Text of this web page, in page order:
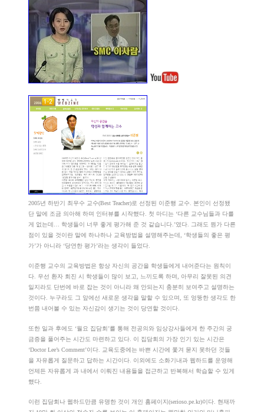
2005년 하반기 최우수 교수(Best Teacher)로 선정된 이준행 교수. 본인이 선정됐
단 말에 조금 의아해 하며 인터뷰를 시작했다. 첫 마디는 ‘다른 교수님들과 다를
게 없는데… 학생들이 너무 좋게 평가해 준 것 같습니다.’였다. 그래도 뭔가 다른
점이 있을 것이란 말에 하나하나 교육방법을 설명해주는데, ‘학생들의 좋은 평
가’가 아니라 ‘당연한 평가’라는 생각이 들었다.
이준행 교수의 교육방법은 항상 자신의 공간을 학생들에게 내어준다는 원칙이
다. 우선 환자 회진 시 학생들이 많이 보고, 느끼도록 하며, 아무리 잘못된 의견
일지라도 단번에 바로 잡는 것이 아니라 왜 안되는지 충분히 보여주고 설명하는
것이다. 누구라도 그 앞에선 새로운 생각을 말할 수 있으며, 또 엉뚱한 생각도 한
번쯤 내어볼 수 있는 자신감이 생기는 것이 당연할 것이다.
또한 일과 후에도 ‘월요 집담회’를 통해 전공의와 임상강사들에게 한 주간의 궁
금증을 풀어주는 시간도 마련하고 있다. 이 집담회의 가장 인기 있는 시간은
‘Doctor Lee’s Comment’이다. 교육도중에는 바쁜 시간에 쫓겨 묻지 못하던 것들
을 자유롭게 질문하고 답하는 시간이다. 이외에도 소화기내과 웹하드를 운영해
언제든 자유롭게 과 내에서 이뤄진 내용들을 접근하고 반복해서 학습할 수 있게
했다.
이런 집담회나 웹하드만큼 유명한 것이 개인 홈페이지(serioso.pe.kr)이다. 현재까